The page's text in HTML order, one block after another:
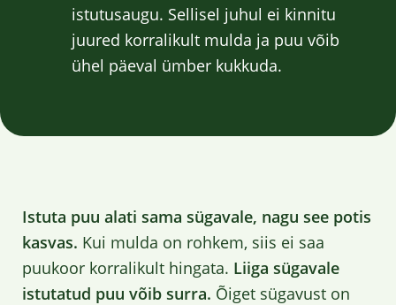
istutusaugu. Sellisel juhul ei kinnitu
juured korralikult mulda ja puu võib
ühel päeval ümber kukkuda.
Istuta puu alati sama sügavale, nagu see potis
kasvas. Kui mulda on rohkem, siis ei saa
puukoor korralikult hingata. Liiga sügavale
istutatud puu võib surra. Õiget sügavust on